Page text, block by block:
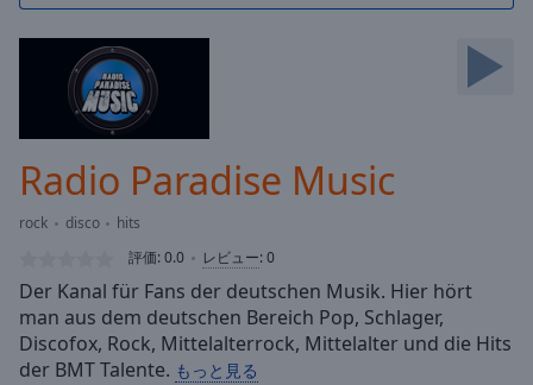
Skip
Loaded:
Stream
TypeLIVE
Seek to
currently
Radio Paradise Music
rock disco
hits
評価:0.0 レビュー:0
Der Kanal für Fans der deutschen Musik. Hier hört
man aus dem deutschen Bereich Pop, Schlager,
Discofox, Rock, Mittelalterrock, Mittelalter und die Hits
der BMT Talente. もっと見る